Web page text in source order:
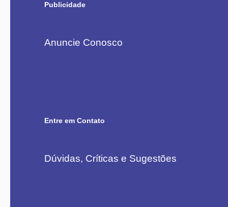
Publicidade
Anuncie Conosco
Entre em Contato
Dúvidas, Críticas e Sugestões